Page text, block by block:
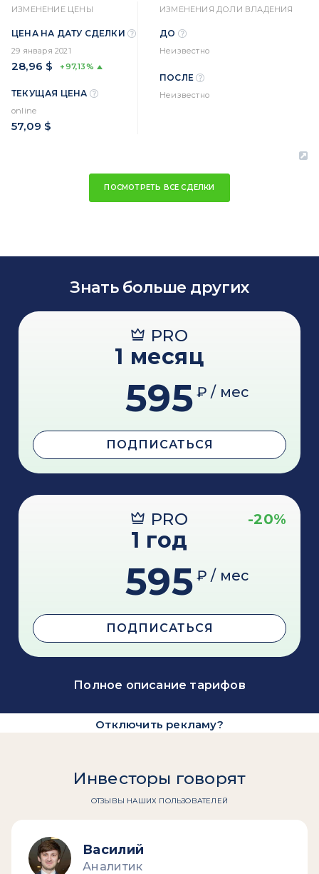
ИЗМЕНЕНИЕ ЦЕНЫ
ЦЕНА НА ДАТУ СДЕЛКИ
29 января 2021
28,96 $ +97,13%
ТЕКУЩАЯ ЦЕНА
online
57,09 $
ИЗМЕНЕНИЯ ДОЛИ ВЛАДЕНИЯ
ДО
Неизвестно
ПОСЛЕ
Неизвестно
ПОСМОТРЕТЬ ВСЕ СДЕЛКИ
Знать больше других
PRO
1 месяц
595 ₽ / мес
ПОДПИСАТЬСЯ
PRO -20%
1 год
595 ₽ / мес
ПОДПИСАТЬСЯ
Полное описание тарифов
Отключить рекламу?
Инвесторы говорят
ОТЗЫВЫ НАШИХ ПОЛЬЗОВАТЕЛЕЙ
Василий
Аналитик